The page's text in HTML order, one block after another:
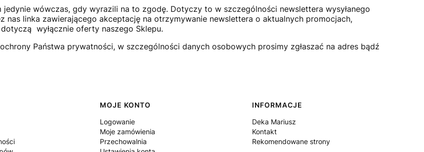
jedynie wówczas, gdy wyrazili na to zgodę. Dotyczy to w szczególności newslettera wysyłanego
linka zawierającego akceptację na otrzymywanie newslettera o aktualnych promocjach,
wyłącznie oferty naszego Sklepu.
Państwa prywatności, w szczególności danych osobowych prosimy zgłaszać na adres bądź
MOJE KONTO
Logowanie
Moje zamówienia
Przechowalnia
INFORMACJE
Deka Mariusz
Kontakt
Rekomendowane strony